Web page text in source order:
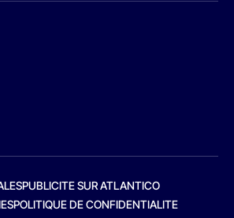
PUBLICITE SUR ATLANTICO
POLITIQUE DE CONFIDENTIALITE